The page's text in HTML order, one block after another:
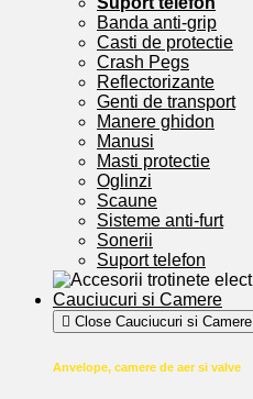
Banda anti-grip
Casti de protectie
Crash Pegs
Reflectorizante
Genti de transport
Manere ghidon
Manusi
Masti protectie
Oglinzi
Scaune
Sisteme anti-furt
Sonerii
Suport telefon
Cauciucuri si Camere
Close Cauciucuri si Camere
Anvelope, camere de aer si valve